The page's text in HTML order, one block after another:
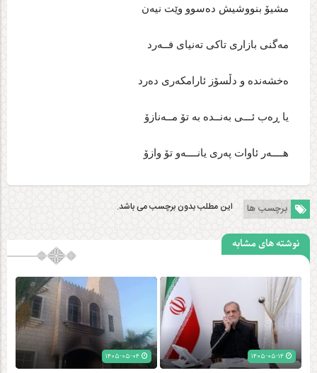
مشیۆ بنووشیش ده‌سوو وێت نیه‌ن
مه‌گنی بازاری تاکی ته‌نیای فــه‌رد
ه‌خشه‌نده‌ و دڵسۆز ئارامکه‌ری ده‌رد
یا ڕه‌ب ئـــی به‌نــده‌ به‌ تۆ مــه‌نازۆ
هــــه‌ر ئاوات په‌ری یانــــه‌و تۆ وازۆ
برچسب ها این مطلب بدون برچسب می باشد.
نوشته های مشابه
۱۴۰۵-۰۵-۱۴